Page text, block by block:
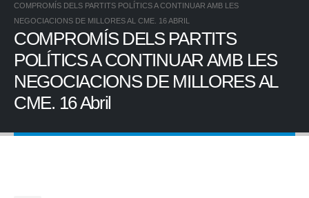
COMPROMÍS DELS PARTITS POLÍTICS A CONTINUAR AMB LES
NEGOCIACIONS DE MILLORES AL CME. 16 ABRIL
COMPROMÍS DELS PARTITS
POLÍTICS A CONTINUAR AMB LES
NEGOCIACIONS DE MILLORES AL
CME. 16 Abril